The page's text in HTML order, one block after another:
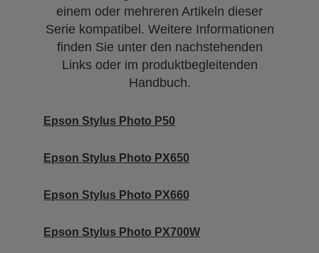
einem oder mehreren Artikeln dieser
Serie kompatibel. Weitere Informationen
finden Sie unter den nachstehenden
Links oder im produktbegleitenden
Handbuch.
Epson Stylus Photo P50
Epson Stylus Photo PX650
Epson Stylus Photo PX660
Epson Stylus Photo PX700W